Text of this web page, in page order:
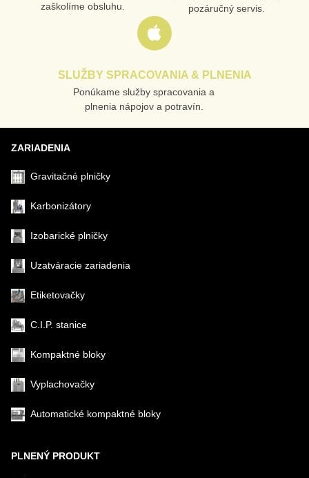
zaškolíme obsluhu.
pozáručný servis.
SLUŽBY SPRACOVANIA & PLNENIA
Ponúkame služby spracovania a
plnenia nápojov a potravín.
ZARIADENIA
Gravitačné plničky
Karbonizátory
Izobarické plničky
Uzatváracie zariadenia
Etiketovačky
C.I.P. stanice
Kompaktné bloky
Vyplachovačky
Automatické kompaktné bloky
PLNENÝ PRODUKT